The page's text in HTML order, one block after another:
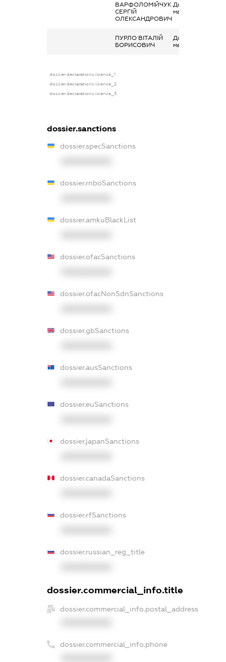
ВАРФОЛОМІЙЧУК
СЕРГІЙ
ОЛЕКСАНДРОВИЧ
Дохід від
майна в оренду
ПУРЛО ВІТАЛІЙ
БОРИСОВИЧ
Дохід від
майна в оренду
dossier.declarations.license_1
dossier.declarations.license_2
dossier.declarations.license_3
dossier.sanctions
dossier.specSanctions
dossier.rnboSanctions
dossier.amkuBlackList
dossier.ofacSanctions
dossier.ofacNonSdnSanctions
dossier.gbSanctions
dossier.ausSanctions
dossier.euSanctions
dossier.japanSanctions
dossier.canadaSanctions
dossier.rfSanctions
dossier.russian_reg_title
dossier.commercial_info.title
dossier.commercial_info.postal_address
dossier.commercial_info.phone